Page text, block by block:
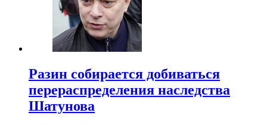
Разин собирается добиваться
перераспределения наследства
Шатунова